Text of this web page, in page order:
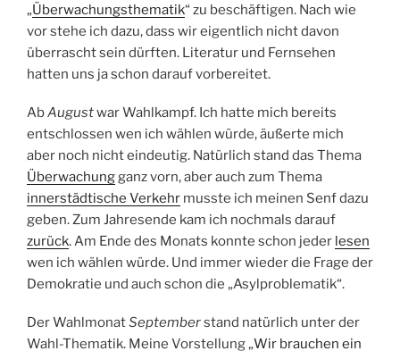
„Überwachungsthematik“ zu beschäftigen. Nach wie
vor stehe ich dazu, dass wir eigentlich nicht davon
überrascht sein dürften. Literatur und Fernsehen
hatten uns ja schon darauf vorbereitet.
AbAugustwar Wahlkampf. Ich hatte mich bereits
entschlossen wen ich wählen würde, äußerte mich
aber noch nicht eindeutig. Natürlich stand das Thema
Überwachungganz vorn, aber auch zum Thema
innerstädtische Verkehr musste ich meinen Senf dazu
geben. Zum Jahresende kam ich nochmals darauf
zurück. Am Ende des Monats konnte schon jeder lesen
wen ich wählen würde. Und immer wieder die Frage der
Demokratie und auch schon die „Asylproblematik“.
Der WahlmonatSeptemberstand natürlich unter der
Wahl-Thematik. Meine Vorstellung „Wir brauchen ein